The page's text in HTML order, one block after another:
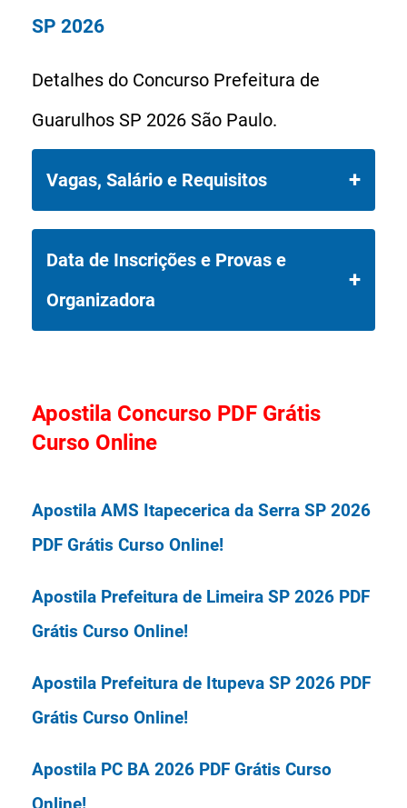
SP 2026
Detalhes do Concurso Prefeitura de
Guarulhos SP 2026 São Paulo.
Vagas, Salário e Requisitos
Vagas: 10 vagas diretas ao Cargo
Auditor Fiscal VI da Prefeitura
Municipal de Guarulhos SP, estado de
Salário: De R$ 7.213,33.
Requisitos: Basta ter ensino superior
completo em qualquer área de
Data de Inscrições e Provas e
Organizadora
realizada em 13/09/2026.
Organizadora: IBAM - Instituto
Brasileiro de Administração Municipal.
Concurso ISS Guarulhos SP 2026
Apostila Concurso PDF Grátis
Curso Online
Apostila AMS Itapecerica da Serra SP 2026
PDF Grátis Curso Online!
Apostila Prefeitura de Limeira SP 2026 PDF
Grátis Curso Online!
Apostila Prefeitura de Itupeva SP 2026 PDF
Grátis Curso Online!
Apostila PC BA 2026 PDF Grátis Curso